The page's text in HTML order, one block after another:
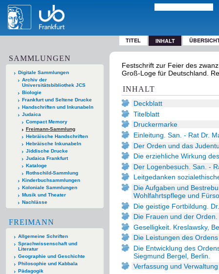
TITEL INHALT
SAMMLUNGEN
Digitale Sammlungen
Archiv der
Universitätsbibliothek JCS
Biologie
Frankfurt und Seltene Drucke
Handschriften und Inkunabeln
Judaica
Compact Memory
Freimann-Sammlung
Hebräische Handschriften
Hebräische Inkunabeln
Jiddische Drucke
Judaica Frankfurt
Kataloge
Rothschild-Sammlung
Kinderbuchsammlungen
Koloniale Sammlungen
Musik und Theater
Nachlässe
FREIMANN
Allgemeine Schriften
Sprachwissenschaft und
Literatur
Geographie und Geschichte
Philosophie und Kabbala
Pädagogik
Festschrift zur Feier des
Groß-Loge für Deutschland.
INHALT
Deckblatt
Titelblatt
Druckermarke
Einleitung. San. - Rat Dr.
Der Orden und das
Die erziehliche Wirkung
Der Logenbesuch. San. -
Leitgedanken
Die Aufgaben und
Wohlfahrtspflege und
Die geistige Fortbildung.
Die Frauen und der
Geselligkeit. Kreslawsky,
Die Leistungen des
Die Entwicklung des
Siegmund Bergel, Berlin.
Verfassung und